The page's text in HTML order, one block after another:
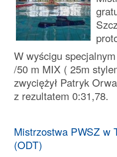
W wyścigu
/50 m MIX ( 25m
zwyciężył Patryk
z rezultatem 0:31,78.
Mistrzostwa PWSZ w
(ODT)